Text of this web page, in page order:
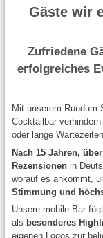
Gäste wir
Zufriedene
erfolgreiches
Mit unserem
Cocktailbar
oder lange
Nach 15 Jahren,
Rezensionenin
worauf es ankommt,
Stimmung und
Unsere mobile Bar
als besonderes
eigenen Logos zur